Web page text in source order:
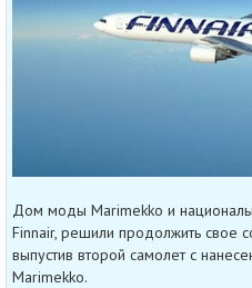
Дом моды Marimekko и
Finnair, решили продолжить свое
выпустив второй самолет с
Marimekko.